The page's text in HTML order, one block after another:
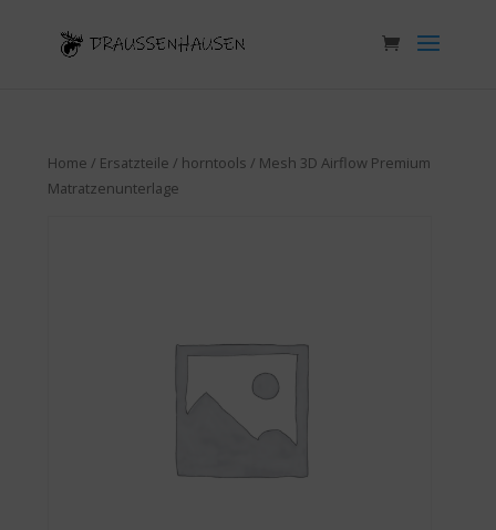
Home / Ersatzteile / horntools / Mesh 3D Airflow Premium
Matratzenunterlage